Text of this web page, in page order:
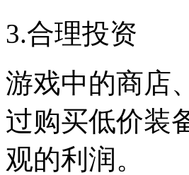
3.合理投资
游戏中的商店
过购买低价装
观的利润。